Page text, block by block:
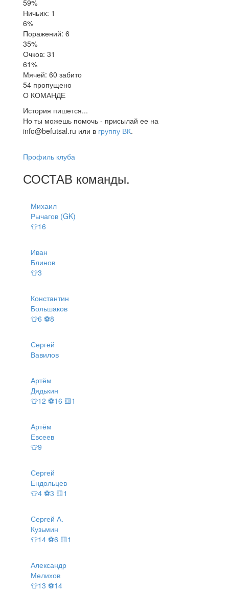
59%
Ничьих: 1
6%
Поражений: 6
35%
Очков: 31
61%
Мячей: 60 забито
54 пропущено
О КОМАНДЕ
История пишется...
Но ты можешь помочь - присылай ее на
info@befutsal.ru или в группу ВК.
Профиль клуба
СОСТАВ команды.
Михаил
Рычагов (GK)
👕16
Иван
Блинов
👕3
Константин
Большаков
👕6 ⚽8
Сергей
Вавилов
Артём
Дядькин
👕12 ⚽16 🟨1
Артём
Евсеев
👕9
Сергей
Ендольцев
👕4 ⚽3 🟨1
Сергей А.
Кузьмин
👕14 ⚽6 🟨1
Александр
Мелихов
👕13 ⚽14